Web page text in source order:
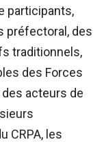
participants,
préfectoral, des
traditionnels,
des Forces
acteurs de
CRPA, les